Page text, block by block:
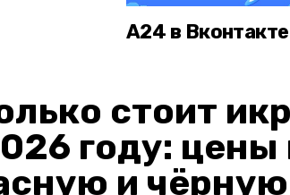
А24 в Вконтакте
стоит
году:
и чёрную